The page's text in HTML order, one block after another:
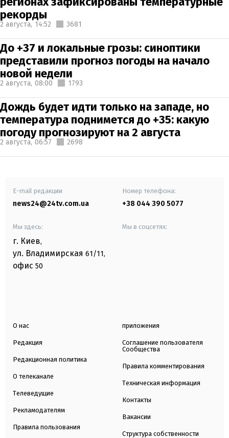
рекорды
2 августа, 14:52 3681
До +37 и локальные грозы: синоптики
представили прогноз погоды на начало
новой недели
2 августа, 08:00 1793
Дождь будет идти только на западе, но
температура поднимется до +35: какую
погоду прогнозируют на 2 августа
2 августа, 06:57 2698
E-mail редакции
news24@24tv.com.ua
Номер телефона:
+38 044 390 5077
Мы здесь:
г. Киев,
ул. Владимирская 61/11,
офис 50
Мы в соцсетях:
О нас
Редакция
Редакционная политика
О телеканале
Телеведущие
Рекламодателям
Правила пользования
приложения
Соглашение пользователя
Сообщества
Правила комментирования
Техническая информация
Контакты
Вакансии
Структура собственности